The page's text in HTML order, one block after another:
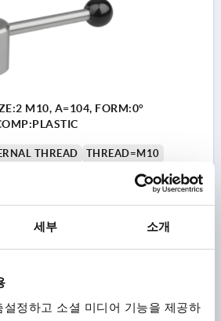
세부 소개
설정하고 소셜 미디어 기능을 제공하
M10, A=104, FORM:0°
THREAD
THREAD=M10
D1=12
HANDLE LENGTH=104